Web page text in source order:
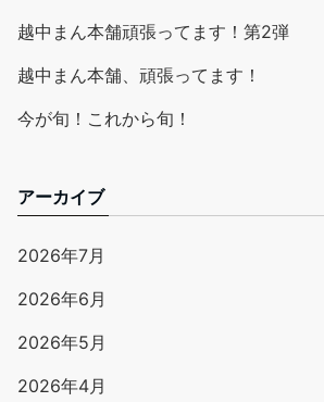
越中まん本舗頑張ってます！第2弾
越中まん本舗、頑張ってます！
今が旬！これから旬！
アーカイブ
2026年7月
2026年6月
2026年5月
2026年4月